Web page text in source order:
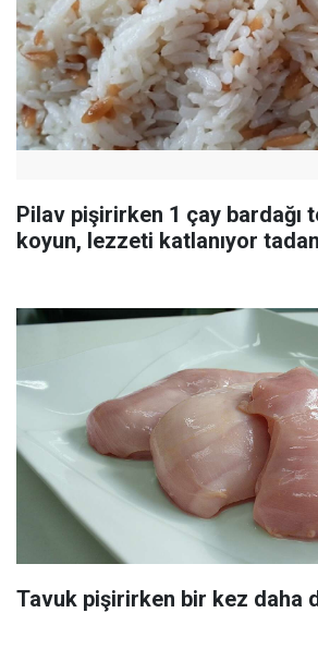
Pilav pişirirken 1 çay bardağı
koyun, lezzeti katlanıyor
Tavuk pişirirken bir kez daha